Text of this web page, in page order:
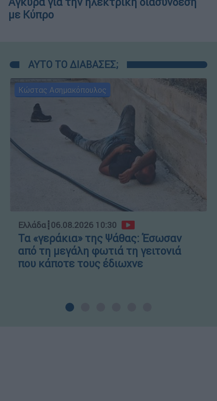
με Κύπρο
ΑΥΤΟ ΤΟ ΔΙΑΒΑΣΕΣ;
Κώστας Ασημακόπουλος
Ελλάδα┋06.08.2026 10:30
Τα «γεράκια» της Ψάθας: Έσωσαν
από τη μεγάλη φωτιά τη γειτονιά
που κάποτε τους έδιωχνε